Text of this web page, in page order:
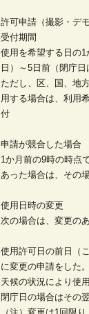
許可申請（撮影・デ
受付期間
使用を希望する日の
日）～5日前（閉庁日
ただし、区、国、地
用する場合は、利用
付
申請が競合した場合
1か月前の9時の時点
あった場合は、その
使用日時の変更
次の場合は、変更の
使用許可日の前日（
に変更の申請をした。
天候の状況により使
閉庁日の場合はその